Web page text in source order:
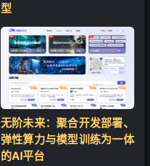
型
无阶未来：聚合开发部署、
弹性算力与模型训练为一体
的AI平台